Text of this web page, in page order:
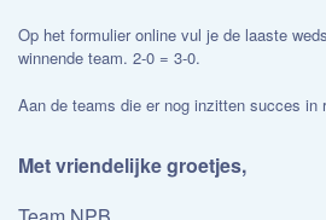
Op het formulier online vul je de laaste
winnende team. 2-0 = 3-0.
Aan de teams die er nog inzitten succes in
Met vriendelijke groetjes,